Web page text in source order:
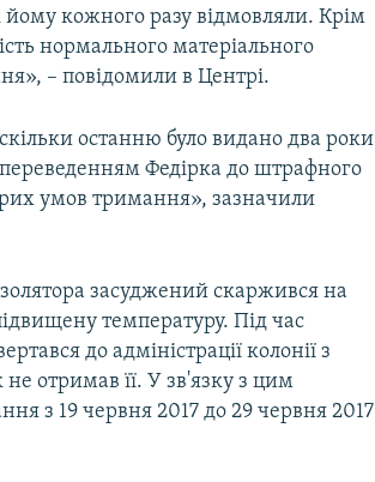
кожного разу відмовляли. Крім
нормального матеріального
– повідомили в Центрі.
останню було видано два роки
переведенням Федірка до штрафного
умов тримання», зазначили
засуджений скаржився на
температуру. Під час
до адміністрації колонії з
отримав її. У зв'язку з цим
з 19 червня 2017 до 29 червня 2017